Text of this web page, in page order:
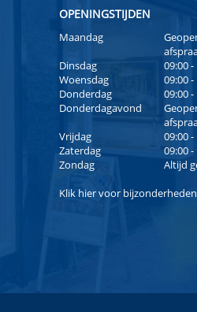
OPENINGSTIJDEN
Maandag
Dinsdag
09:00 -
Woensdag
09:00 -
Donderdag
09:00 -
Donderdagavond
Vrijdag
09:00 -
Zaterdag
09:00 -
Zondag
Altijd
Klik hiervoor